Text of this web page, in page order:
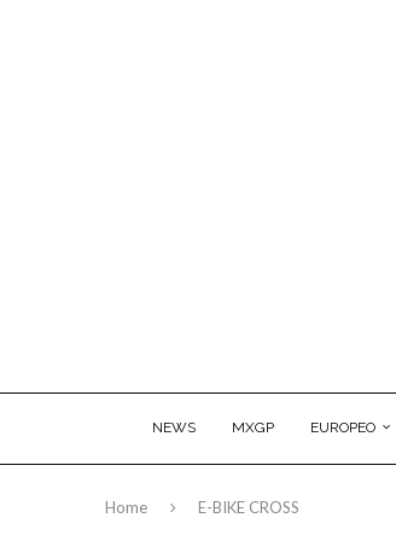
NEWS MXGP EUROPEO
Home E-BIKE CROSS